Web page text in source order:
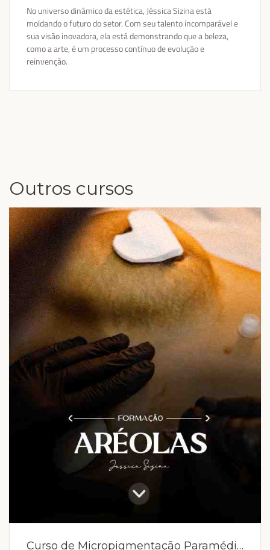
No universo dinâmico da estética, Jéssica Sizina está
moldando o futuro do setor. Com seu talento incomparável e
sua visão inovadora, ela está demonstrando que a beleza,
como a arte, é um processo contínuo de evolução e
reinvenção.
Outros cursos
Curso de Micropigmentação Paramédica SP